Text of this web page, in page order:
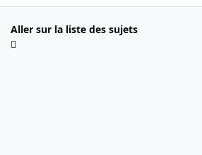
Aller sur la liste des sujets